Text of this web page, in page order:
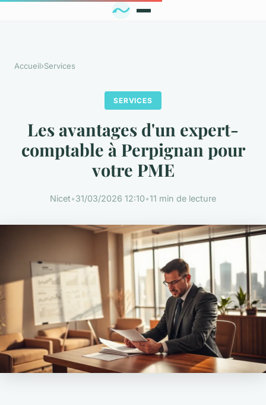
Accueil›Services
SERVICES
Les avantages d'un expert-
comptable à Perpignan pour
votre PME
Nicet•31/03/2026 12:10•11 min de lecture